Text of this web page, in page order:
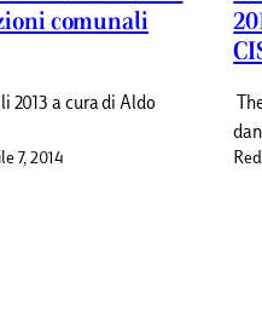
comunali
2013 a cura di Aldo
7, 2014